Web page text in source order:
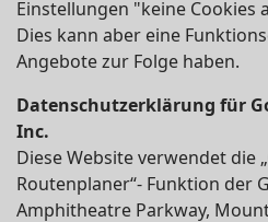
Einstellungen "keine Cookies
Dies kann aber eine
Angebote zur Folge haben.
Datenschutzerklärung für
Inc.
Diese Website verwendet die
Routenplaner“- Funktion der
Amphitheatre Parkway,